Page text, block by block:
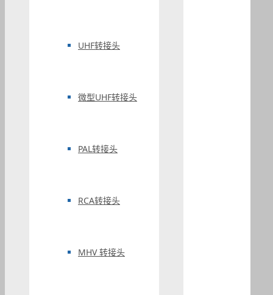
UHF转接头
微型UHF转接头
PAL转接头
RCA转接头
MHV 转接头